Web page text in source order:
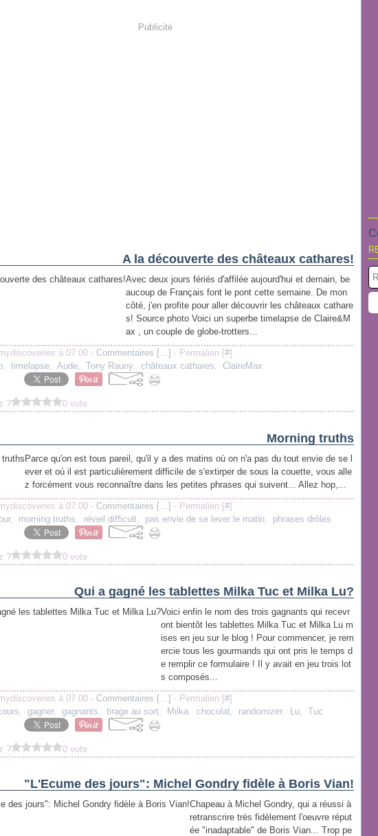
Publicité
A la découverte des châteaux cathares!
Avec deux jours fériés d'affilée aujourd'hui et demain, be
aucoup de Français font le pont cette semaine. De mon
côté, j'en profite pour aller découvrir les châteaux cathare
s! Source photo Voici un superbe timelapse de Claire&M
ax , un couple de globe-trotters...
à 07:00 - Commentaires […] - Permalien [#]
, timelapse, Aude, Tony Rauny, châteaux cathares, ClaireMax
? 0 vote
Morning truths
Parce qu'on est tous pareil, qu'il y a des matins où on n'a pas du tout envie de se l
ever et où il est particulièrement difficile de s'extirper de sous la couette, vous alle
z forcément vous reconnaître dans les petites phrases qui suivent... Allez hop,...
à 07:00 - Commentaires […] - Permalien [#]
, morning truths, réveil difficult, pas envie de se lever le matin, phrases drôles
? 0 vote
Qui a gagné les tablettes Milka Tuc et Milka Lu?
Voici enfin le nom des trois gagnants qui recevr
ont bientôt les tablettes Milka Tuc et Milka Lu m
ises en jeu sur le blog ! Pour commencer, je rem
ercie tous les gourmands qui ont pris le temps d
e remplir ce formulaire ! Il y avait en jeu trois lot
s composés...
à 07:00 - Commentaires […] - Permalien [#]
, gagner, gagnants, tirage au sort, Milka, chocolat, randomizer, Lu, Tuc
? 0 vote
"L'Ecume des jours": Michel Gondry fidèle à Boris Vian!
Chapeau à Michel Gondry, qui a réussi à
retranscrire très fidèlement l'oeuvre réput
ée "inadaptable" de Boris Vian... Trop pe